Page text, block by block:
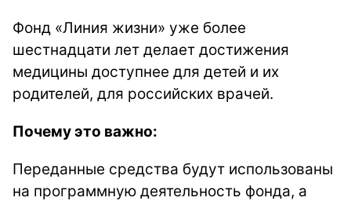
Фонд «Линия жизни» уже более
шестнадцати лет делает достижения
медицины доступнее для детей и их
родителей, для российских врачей.
Почему это важно:
Переданные средства будут использованы
на программную деятельность фонда, а